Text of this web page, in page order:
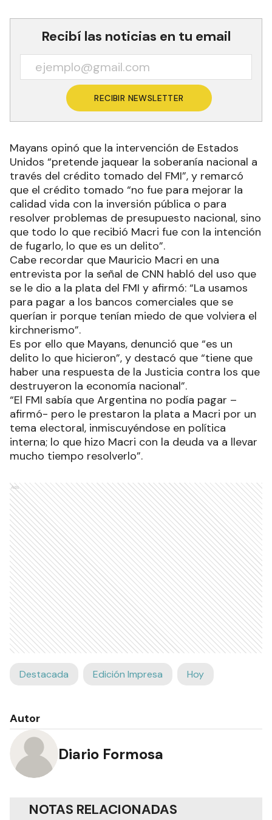
Recibí las noticias en tu email
RECIBIR NEWSLETTER
Mayans opinó que la intervención de Estados
Unidos “pretende jaquear la soberanía nacional a
través del crédito tomado del FMI”, y remarcó
que el crédito tomado “no fue para mejorar la
calidad vida con la inversión pública o para
resolver problemas de presupuesto nacional, sino
que todo lo que recibió Macri fue con la intención
de fugarlo, lo que es un delito”.
Cabe recordar que Mauricio Macri en una
entrevista por la señal de CNN habló del uso que
se le dio a la plata del FMI y afirmó: “La usamos
para pagar a los bancos comerciales que se
querían ir porque tenían miedo de que volviera el
kirchnerismo”.
Es por ello que Mayans, denunció que “es un
delito lo que hicieron”, y destacó que “tiene que
haber una respuesta de la Justicia contra los que
destruyeron la economía nacional”.
“El FMI sabía que Argentina no podía pagar –
afirmó- pero le prestaron la plata a Macri por un
tema electoral, inmiscuyéndose en política
interna; lo que hizo Macri con la deuda va a llevar
mucho tiempo resolverlo”.
Ads
Destacada Edición Impresa Hoy
Autor
Diario Formosa
NOTAS RELACIONADAS